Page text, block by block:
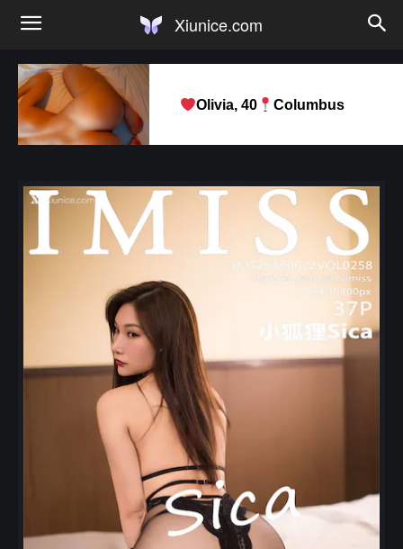
Xiunice.com
Olivia, 40 Columbus